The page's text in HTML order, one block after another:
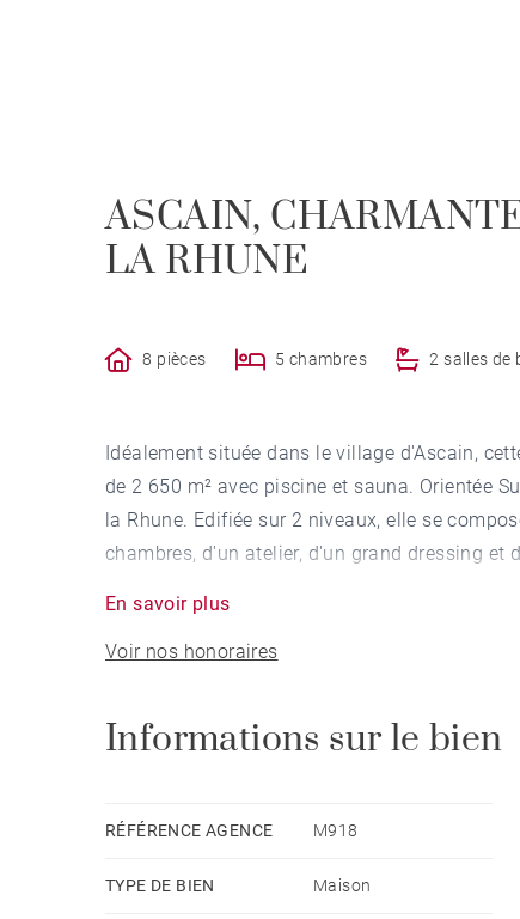
ASCAIN,
LA RHUNE
8 pièces 5 chambres 2 salles de
Idéalement située dans le village d'Ascain,
de 2 650 m² avec piscine et sauna. Orientée
la Rhune. Edifiée sur 2 niveaux, elle se
chambres, d'un atelier, d'un grand dressing et
En savoir plus
Voir nos honoraires
Informations sur le bien
RÉFÉRENCE AGENCE M918
TYPE DE BIEN Maison